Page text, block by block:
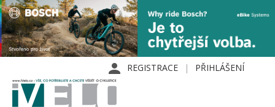
REGISTRACE PŘIHLÁŠENÍ